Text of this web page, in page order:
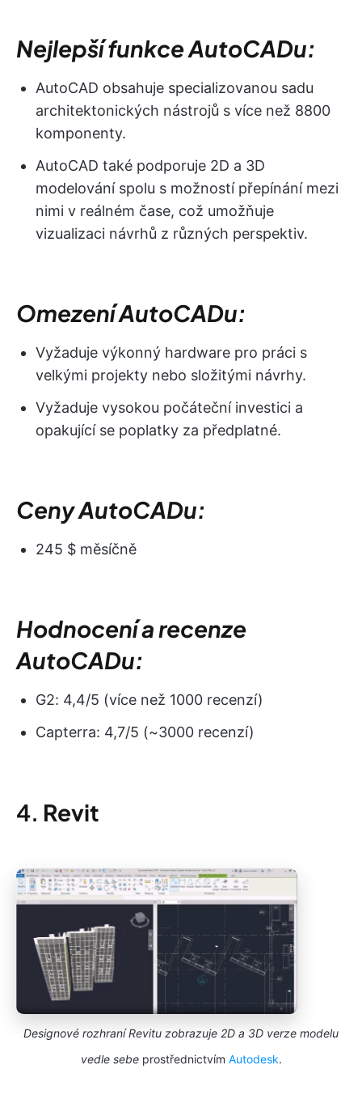
Nejlepší funkce AutoCADu:
AutoCAD obsahuje specializovanou sadu
architektonických nástrojů s více než 8800
komponenty.
AutoCAD také podporuje 2D a 3D
modelování spolu s možností přepínání mezi
nimi v reálném čase, což umožňuje
vizualizaci návrhů z různých perspektiv.
Omezení AutoCADu:
Vyžaduje výkonný hardware pro práci s
velkými projekty nebo složitými návrhy.
Vyžaduje vysokou počáteční investici a
opakující se poplatky za předplatné.
Ceny AutoCADu:
245 $ měsíčně
Hodnocení a recenze
AutoCADu:
G2: 4,4/5 (více než 1000 recenzí)
Capterra: 4,7/5 (~3000 recenzí)
4. Revit
Designové rozhraní Revitu zobrazuje 2D a 3D verze modelu
vedle sebeprostřednictvím Autodesk.